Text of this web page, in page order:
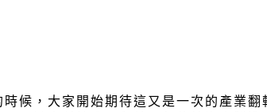
候，大家開始期待這又是一次的產業